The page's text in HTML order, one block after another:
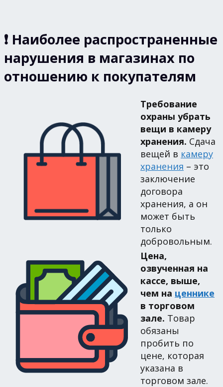
❗ Наиболее распространенные
нарушения в магазинах по
отношению к покупателям
Требование
охраны убрать
вещи в камеру
хранения. Сдача
вещей в камеру
хранения – это
заключение
договора
хранения, а он
может быть
только
добровольным.
Цена,
озвученная на
кассе, выше,
чем на ценнике
в торговом
зале. Товар
обязаны
пробить по
цене, которая
указана в
торговом зале.